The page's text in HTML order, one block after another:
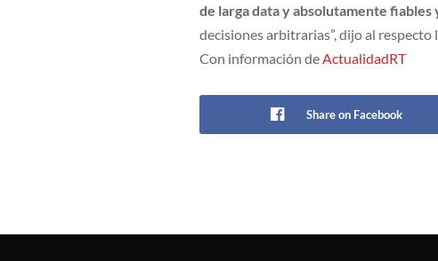
de larga data y absolutamente
decisiones arbitrarias”, dijo al
Con información deActualidadRT
Share on Facebook